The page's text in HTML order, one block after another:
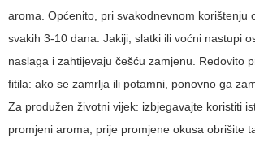
aroma. Općenito, pri svakodnevnom korištenju
svakih 3-10 dana. Jakiji, slatki ili voćni nastupi
naslaga i zahtijevaju češću zamjenu. Redovito
fitila: ako se zamrlja ili potamni, ponovno ga
Za produžen životni vijek: izbjegavajte koristiti
promjeni aroma; prije promjene okusa obrišite